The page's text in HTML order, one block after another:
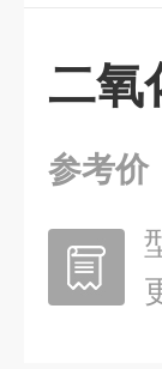
二氧
参考价